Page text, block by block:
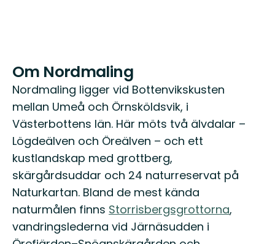
Om Nordmaling
Nordmaling ligger vid Bottenvikskusten
mellan Umeå och Örnsköldsvik, i
Västerbottens län. Här möts två älvdalar –
Lögdeälven och Öreälven – och ett
kustlandskap med grottberg,
skärgårdsuddar och 24 naturreservat på
Naturkartan. Bland de mest kända
naturmålen finns Storrisbergsgrottorna,
vandringslederna vid Järnäsudden i